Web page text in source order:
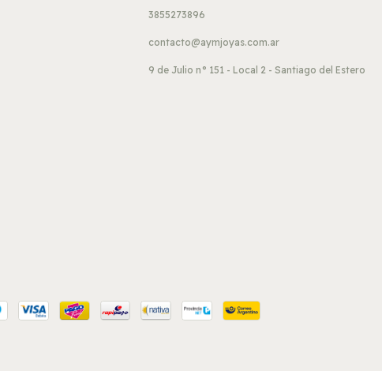
3855273896
contacto@aymjoyas.com.ar
9 de Julio n° 151 - Local 2 - Santiago del Estero